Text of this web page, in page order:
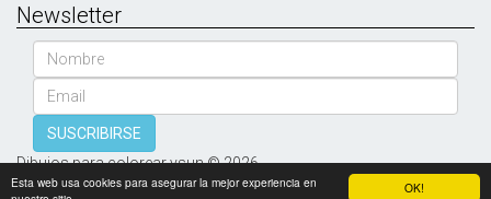
OK!
Esta web usa cookies para asegurar la mejor experiencia en
Newsletter
Nombre
Email
SUSCRIBIRSE
Dibujos para colorear vsun © 2026